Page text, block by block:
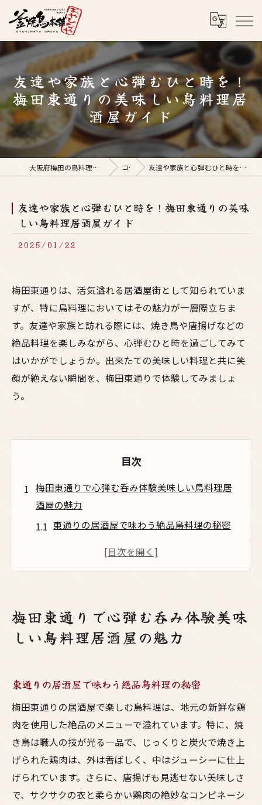
友達や家族と心弾むひと時を！
梅田東通りの美味しい鳥料理居
酒屋ガイド
大阪府梅田の鳥料理なら釜焼鳥本舗おやひなや 梅田店 コラム 友達や家族と心弾むひと時を！梅田東通りの美味しい鳥料理居酒屋ガイド
友達や家族と心弾むひと時を！梅田東通りの美味
しい鳥料理居酒屋ガイド
2025/01/22
梅田東通りは、活気溢れる居酒屋街として知られていま
すが、特に鳥料理においてはその魅力が一層際立ちま
す。友達や家族と訪れる際には、焼き鳥や唐揚げなどの
絶品料理を楽しみながら、心弾むひと時を過ごしてみて
はいかがでしょうか。出来たての美味しい料理と共に笑
顔が絶えない瞬間を、梅田東通りで体験してみましょ
う。
目次
梅田東通りで心弾む呑み体験美味しい鳥料理居
酒屋の魅力
東通りの居酒屋で味わう絶品鳥料理の秘密
梅田の人気スポットで楽しむ新鮮な鳥料理
酒屋
居酒屋文化が息づく梅田東通りでの至福の
友達と楽しむ梅田の居酒屋新鮮な鳥料理で乾杯
東通りで見つける新鮮な鳥料理とお酒
梅田での呑み会はここで決まり！
鳥料理と共に過ごす楽しい梅田の夜
仲間と笑顔で楽しむ梅田の居酒屋体験
梅田東通りで心弾む呑み体験美味
しい鳥料理居酒屋の魅力
東通りの居酒屋で味わう絶品鳥料理の秘密
梅田東通りの居酒屋で楽しむ鳥料理は、地元の新鮮な鶏
肉を使用した絶品のメニューで溢れています。特に、焼
き鳥は職人の技が光る一品で、じっくりと炭火で焼き上
げられた鶏肉は、外は香ばしく、中はジューシーに仕上
げられています。さらに、唐揚げも見逃せない美味しさ
で、サクサクの衣と柔らかい鶏肉の絶妙なコンビネーシ